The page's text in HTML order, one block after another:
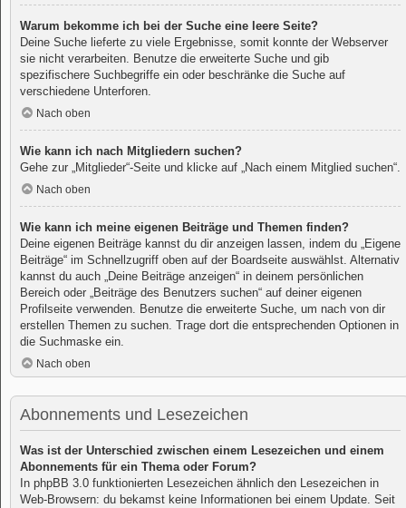
Warum bekomme ich bei der Suche eine leere Seite?
Deine Suche lieferte zu viele Ergebnisse, somit konnte der Webserver
sie nicht verarbeiten. Benutze die erweiterte Suche und gib
spezifischere Suchbegriffe ein oder beschränke die Suche auf
verschiedene Unterforen.
Nach oben
Wie kann ich nach Mitgliedern suchen?
Gehe zur „Mitglieder“-Seite und klicke auf „Nach einem Mitglied suchen“.
Nach oben
Wie kann ich meine eigenen Beiträge und Themen finden?
Deine eigenen Beiträge kannst du dir anzeigen lassen, indem du „Eigene
Beiträge“ im Schnellzugriff oben auf der Boardseite auswählst. Alternativ
kannst du auch „Deine Beiträge anzeigen“ in deinem persönlichen
Bereich oder „Beiträge des Benutzers suchen“ auf deiner eigenen
Profilseite verwenden. Benutze die erweiterte Suche, um nach von dir
erstellen Themen zu suchen. Trage dort die entsprechenden Optionen in
die Suchmaske ein.
Nach oben
Abonnements und Lesezeichen
Was ist der Unterschied zwischen einem Lesezeichen und einem
Abonnements für ein Thema oder Forum?
In phpBB 3.0 funktionierten Lesezeichen ähnlich den Lesezeichen in
Web-Browsern: du bekamst keine Informationen bei einem Update. Seit